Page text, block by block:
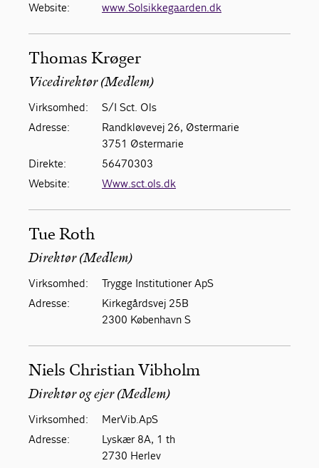
Website:
www.Solsikkegaarden.dk
Thomas Krøger
Vicedirektør (Medlem)
Virksomhed:
S/I Sct. Ols
Adresse:
Randkløvevej 26, Østermarie
3751 Østermarie
Direkte:
56470303
Website:
Www.sct.ols.dk
Tue Roth
Direktør (Medlem)
Virksomhed:
Trygge Institutioner ApS
Adresse:
Kirkegårdsvej 25B
2300 København S
Niels Christian Vibholm
Direktør og ejer (Medlem)
Virksomhed:
MerVib.ApS
Adresse:
Lyskær 8A, 1 th
2730 Herlev